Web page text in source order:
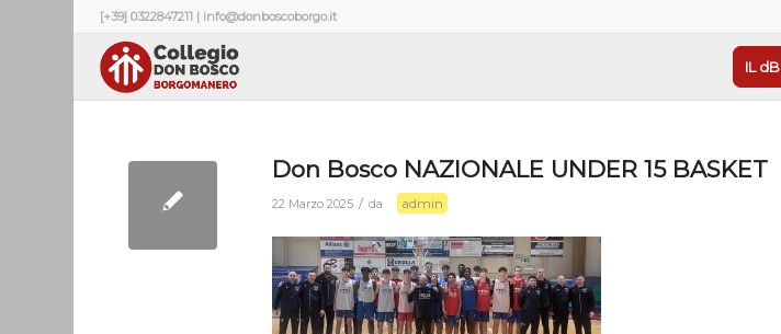
[+39] 0322847211 | info@donboscoborgo.it
IL dB
Don Bosco NAZIONALE UNDER 15 BASKET
22 Marzo 2025 / da admin